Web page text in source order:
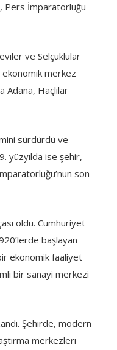
Pers İmparatorluğu
ve Selçuklular
merkez
Adana, Haçlılar
sürdürdü ve
yüzyılda ise şehir,
son
oldu. Cumhuriyet
başlayan
ekonomik faaliyet
bir sanayi merkezi
Şehirde, modern
merkezleri